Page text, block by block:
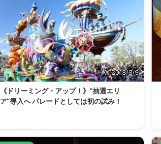
2018/3/9
《ドリーミング・アップ！》“抽選エリ
ア”導入へ パレードとしては初の試み！